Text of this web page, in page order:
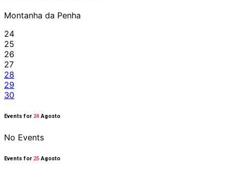
Montanha da Penha
24
25
26
27
28
29
30
Events for 24Agosto
No Events
Events for 25Agosto